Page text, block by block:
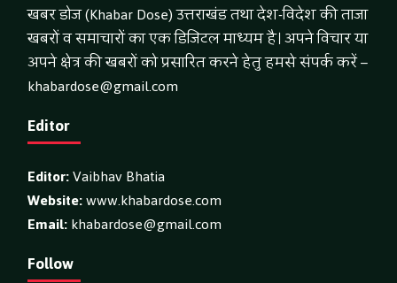
खबर डोज (Khabar Dose) उत्तराखंड तथा देश-विदेश की ताजा
खबरों व समाचारों का एक डिजिटल माध्यम है। अपने विचार या
अपने क्षेत्र की खबरों को प्रसारित करने हेतु हमसे संपर्क करें –
khabardose@gmail.com
Editor
Editor:Vaibhav Bhatia
Website:www.khabardose.com
Email:khabardose@gmail.com
Follow